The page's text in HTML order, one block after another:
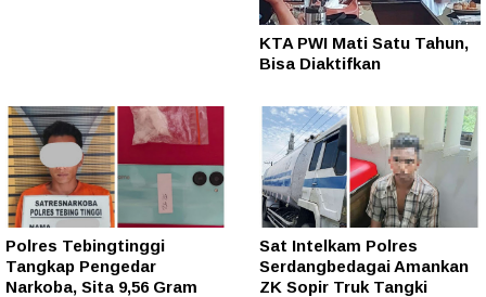
KTA PWI Mati Satu Tahun,
Bisa Diaktifkan
Polres Tebingtinggi
Tangkap Pengedar
Narkoba, Sita 9,56 Gram
Sat Intelkam Polres
Serdangbedagai Amankan
ZK Sopir Truk Tangki